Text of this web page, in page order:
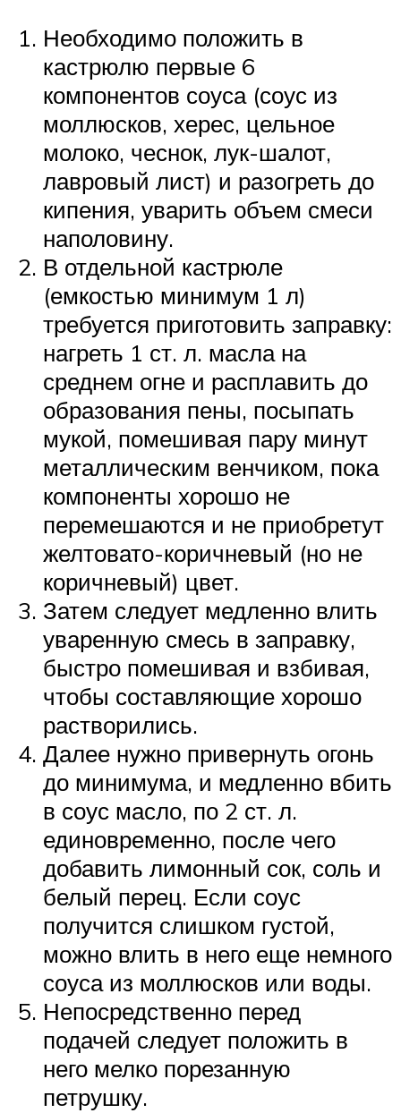
Необходимо положить в
кастрюлю первые 6
компонентов соуса (соус из
моллюсков, херес, цельное
молоко, чеснок, лук-шалот,
лавровый лист) и разогреть до
кипения, уварить объем смеси
наполовину.
В отдельной кастрюле
(емкостью минимум 1 л)
требуется приготовить заправку:
нагреть 1 ст. л. масла на
среднем огне и расплавить до
образования пены, посыпать
мукой, помешивая пару минут
металлическим венчиком, пока
компоненты хорошо не
перемешаются и не приобретут
желтовато-коричневый (но не
коричневый) цвет.
Затем следует медленно влить
уваренную смесь в заправку,
быстро помешивая и взбивая,
чтобы составляющие хорошо
растворились.
Далее нужно привернуть огонь
до минимума, и медленно вбить
в соус масло, по 2 ст. л.
единовременно, после чего
добавить лимонный сок, соль и
белый перец. Если соус
получится слишком густой,
можно влить в него еще немного
соуса из моллюсков или воды.
Непосредственно перед
подачей следует положить в
него мелко порезанную
петрушку.